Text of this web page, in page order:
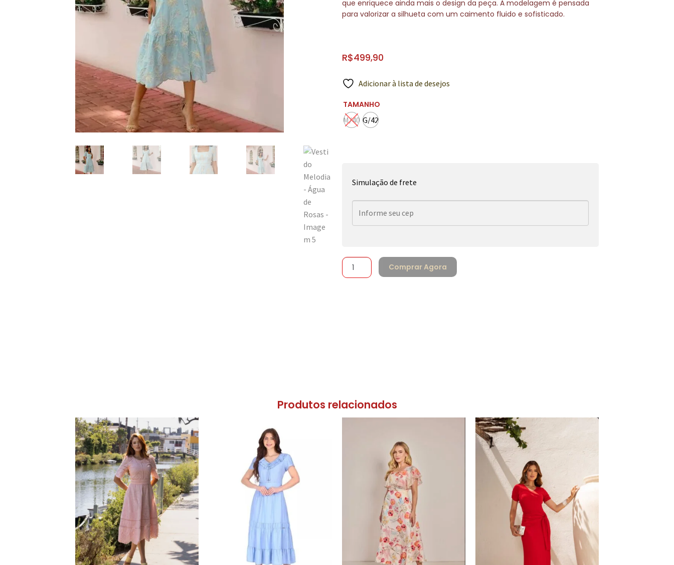
que enriquece ainda mais o design da peça. A modelagem é pensada
para valorizar a silhueta com um caimento fluido e sofisticado.
R$499,90
Adicionar à lista de desejos
TAMANHO
M/40 G/42
Simulação de frete
Comprar Agora
Produtos relacionados